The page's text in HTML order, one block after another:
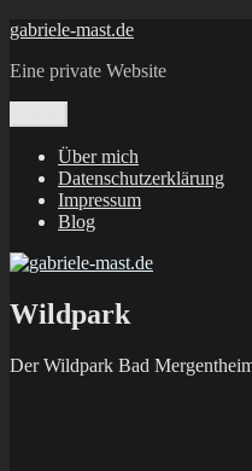
Zum
springen
gabriele-mast.de
Eine private Website
Über mich
Datenschutzerklärung
Impressum
Blog
Wildpark
Der Wildpark Bad